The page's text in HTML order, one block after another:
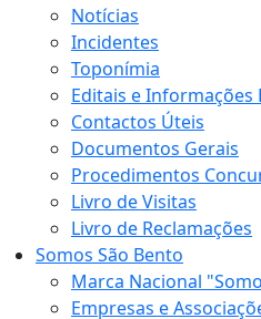
Notícias
Incidentes
Toponímia
Editais e Informações
Contactos Úteis
Documentos Gerais
Procedimentos
Livro de Visitas
Livro de Reclamações
Somos São Bento
Marca Nacional
Empresas e